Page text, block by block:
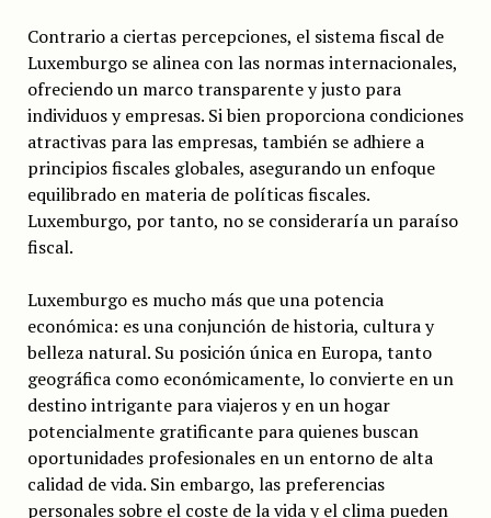
Contrario a ciertas percepciones, el sistema fiscal de
Luxemburgo se alinea con las normas internacionales,
ofreciendo un marco transparente y justo para
individuos y empresas. Si bien proporciona condiciones
atractivas para las empresas, también se adhiere a
principios fiscales globales, asegurando un enfoque
equilibrado en materia de políticas fiscales.
Luxemburgo, por tanto, no se consideraría un paraíso
fiscal.
Luxemburgo es mucho más que una potencia
económica: es una conjunción de historia, cultura y
belleza natural. Su posición única en Europa, tanto
geográfica como económicamente, lo convierte en un
destino intrigante para viajeros y en un hogar
potencialmente gratificante para quienes buscan
oportunidades profesionales en un entorno de alta
calidad de vida. Sin embargo, las preferencias
personales sobre el coste de la vida y el clima pueden